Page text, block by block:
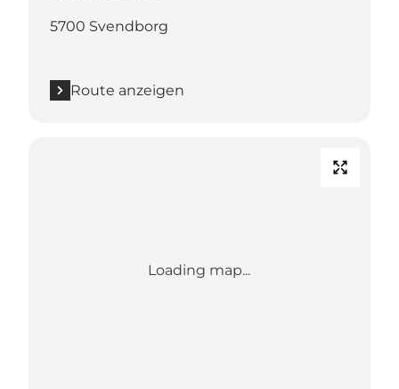
5700 Svendborg
Route anzeigen
Loading map...